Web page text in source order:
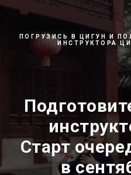
ПОГРУЗИСЬ В ЦИГУН И
ИНСТРУКТОРА
Старт
в